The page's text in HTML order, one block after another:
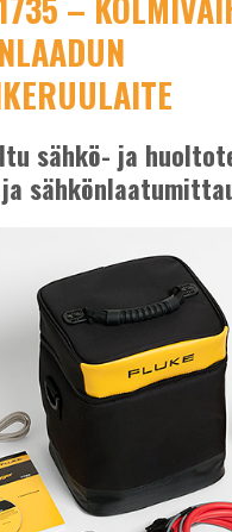
sähkö- ja